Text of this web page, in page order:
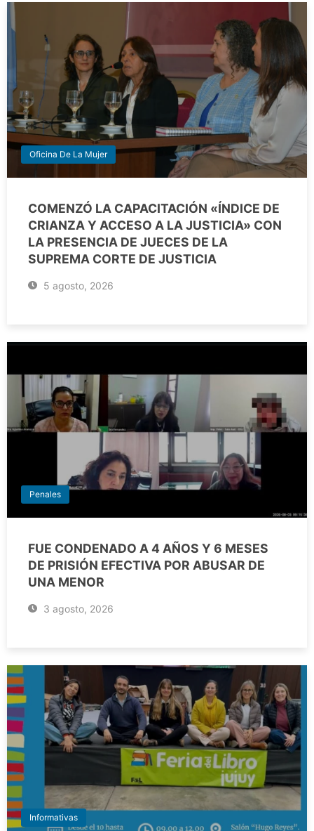
Oficina De La Mujer
COMENZÓ LA CAPACITACIÓN «ÍNDICE DE
CRIANZA Y ACCESO A LA JUSTICIA» CON
LA PRESENCIA DE JUECES DE LA
SUPREMA CORTE DE JUSTICIA
5 agosto, 2026
Penales
FUE CONDENADO A 4 AÑOS Y 6 MESES
DE PRISIÓN EFECTIVA POR ABUSAR DE
UNA MENOR
3 agosto, 2026
Informativas